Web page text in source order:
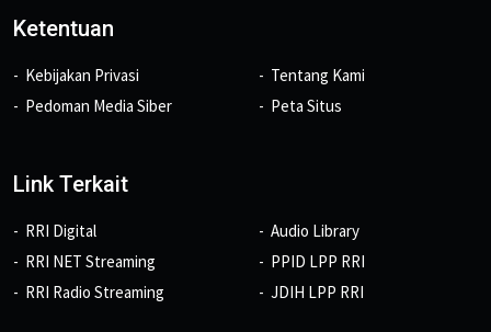
Ketentuan
Kebijakan Privasi
Pedoman Media Siber
Tentang Kami
Peta Situs
Link Terkait
RRI Digital
RRI NET Streaming
RRI Radio Streaming
Audio Library
PPID LPP RRI
JDIH LPP RRI